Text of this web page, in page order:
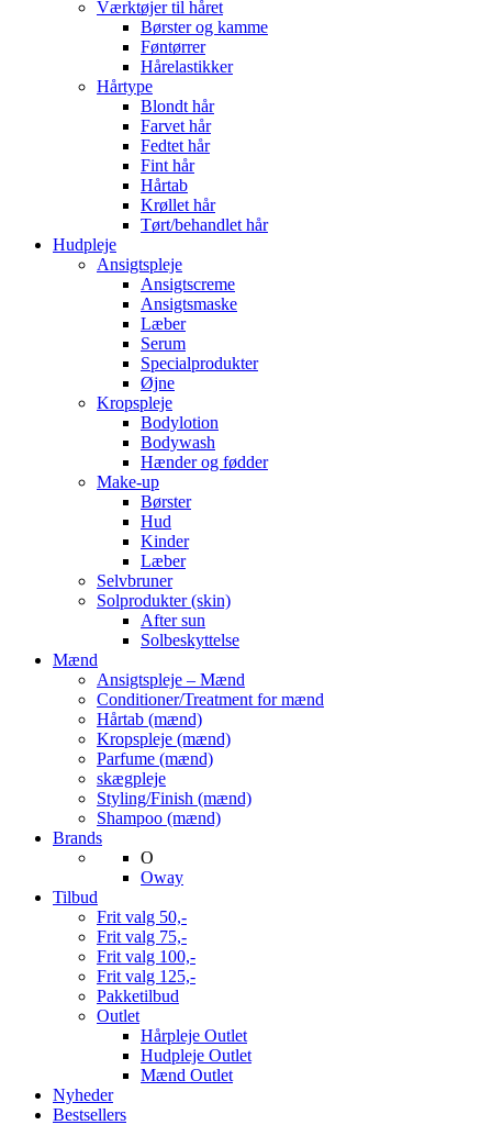
Værktøjer til håret
Børster og kamme
Føntørrer
Hårelastikker
Hårtype
Blondt hår
Farvet hår
Fedtet hår
Fint hår
Hårtab
Krøllet hår
Tørt/behandlet hår
Hudpleje
Ansigtspleje
Ansigtscreme
Ansigtsmaske
Læber
Serum
Specialprodukter
Øjne
Kropspleje
Bodylotion
Bodywash
Hænder og fødder
Make-up
Børster
Hud
Kinder
Læber
Selvbruner
Solprodukter (skin)
After sun
Solbeskyttelse
Mænd
Ansigtspleje – Mænd
Conditioner/Treatment for mænd
Hårtab (mænd)
Kropspleje (mænd)
Parfume (mænd)
skægpleje
Styling/Finish (mænd)
Shampoo (mænd)
Brands
O
Oway
Tilbud
Frit valg 50,-
Frit valg 75,-
Frit valg 100,-
Frit valg 125,-
Pakketilbud
Outlet
Hårpleje Outlet
Hudpleje Outlet
Mænd Outlet
Nyheder
Bestsellers